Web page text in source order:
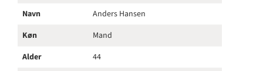
Navn
Anders Hansen
Køn
Mand
Alder
44